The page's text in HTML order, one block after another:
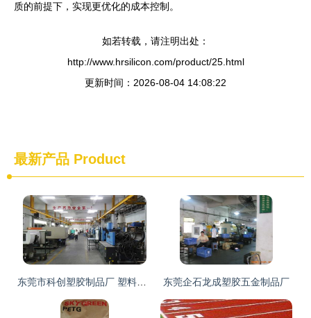
质的前提下，实现更优化的成本控制。
如若转载，请注明出处：
http://www.hrsilicon.com/product/25.html
更新时间：2026-08-04 14:08:22
最新产品 Product
东莞企石龙成塑胶五金制品厂